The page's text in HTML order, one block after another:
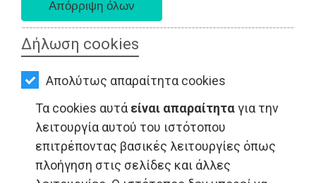
Δήλωση cookies
Απολύτως απαραίτητα cookies
Τα cookies αυτά είναι απαραίτηταγια την
λειτουργία αυτού του ιστότοπου
επιτρέποντας βασικές λειτουργίες όπως
πλοήγηση στις σελίδες και άλλες
ΤΟΠΙΚΗ
ΑΥΤΟΔΙΟΙΚΗΣΗ
ΟΙΚΟΝΟΜΙΑ
ΑΘΛΗΤΙΣΜΟΣ
ΠΟΛΙΤΙΣΜΟΣ
ΣΠΙΤΙ-
ΠΟΛΙΤΙΚΗ - Ελλάδα